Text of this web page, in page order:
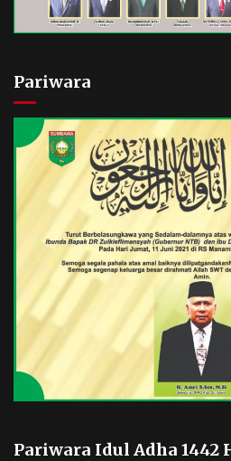
Pariwara
Pariwara Idul Adha 1442